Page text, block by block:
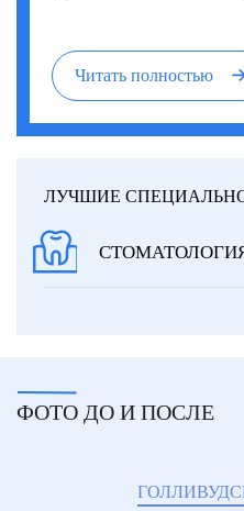
Читать полностью
ЛУЧШИЕ
ФОТО ДО И ПОСЛЕ